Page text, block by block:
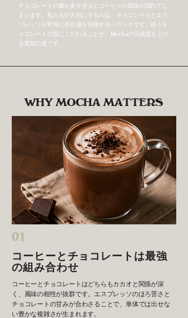
チョコレートの量が多すぎるとコーヒーの風味が隠れてし
まいます。私たちが大切にするのは、チョコレートとエス
プレッソが対等に存在感を発揮するバランスです。使うチ
ョコレートの質にこだわることが、Mochaの完成度を上げ
る最短の道です。
WHY MOCHA MATTERS
01
コーヒーとチョコレートは最強
の組み合わせ
コーヒーとチョコレートはどちらもカカオと関係が深
く、風味の相性が抜群です。エスプレッソのほろ苦さと
チョコレートの甘みが合わさることで、単体では出せな
い豊かな複雑さが生まれます。